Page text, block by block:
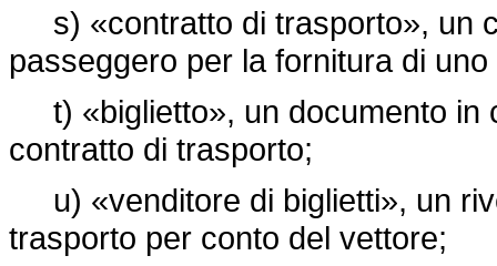
s) «contratto di trasporto», un
passeggero per la fornitura di
t) «biglietto», un documento in
contratto di trasporto;
u) «venditore di biglietti», un
trasporto per conto del vettore;